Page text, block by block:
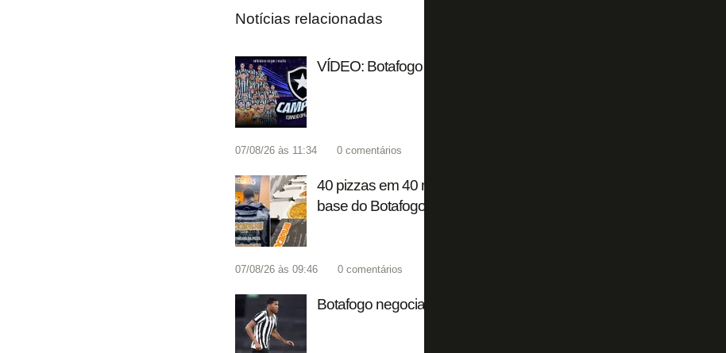
Notícias relacionadas
VÍDEO: Botafogo divulga bastidores de título do Torneio OPG Sub-
07/08/26 às 11:34 0 comentários
40 pizzas em 40 minutos: pizzaria atende pedido relâmpago em
base do Botafogo
07/08/26 às 09:46 0 comentários
Botafogo negocia zagueiro Danillo com o futebol português